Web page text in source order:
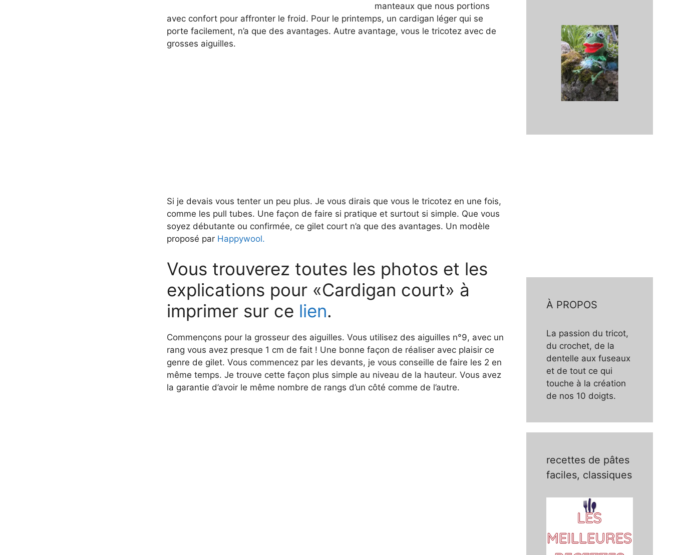
manteaux que nous portions
avec confort pour affronter le froid. Pour le printemps, un cardigan léger qui se
porte facilement, n’a que des avantages. Autre avantage, vous le tricotez avec de
grosses aiguilles.
Si je devais vous tenter un peu plus. Je vous dirais que vous le tricotez en une fois,
comme les pull tubes. Une façon de faire si pratique et surtout si simple. Que vous
soyez débutante ou confirmée, ce gilet court n’a que des avantages. Un modèle
proposé par Happywool.
Vous trouverez toutes les photos et les
explications pour «Cardigan court» à
imprimer sur ce lien.
Commençons pour la grosseur des aiguilles. Vous utilisez des aiguilles n°9, avec un
rang vous avez presque 1 cm de fait ! Une bonne façon de réaliser avec plaisir ce
genre de gilet. Vous commencez par les devants, je vous conseille de faire les 2 en
même temps. Je trouve cette façon plus simple au niveau de la hauteur. Vous avez
la garantie d’avoir le même nombre de rangs d’un côté comme de l’autre.
À PROPOS
La passion du tricot,
du crochet, de la
dentelle aux fuseaux
et de tout ce qui
touche à la création
de nos 10 doigts.
recettes de pâtes
faciles, classiques